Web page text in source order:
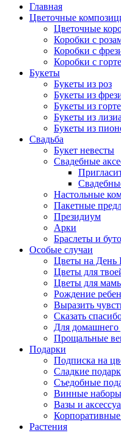
Главная
Цветочные
Цветочные
Коробки с
Коробки с
Коробки с
Букеты
Букеты из роз
Букеты из
Букеты из
Букеты из
Букеты из
Свадьба
Букет невесты
Свадебные
Настольные
Пакетные
Президиум
Арки
Браслеты и
Особые случаи
Цветы на День
Цветы для
Цветы для
Рождение
Выразить
Сказать
Для домашнего
Прощальные
Подарки
Подписка на
Сладкие
Съедобные
Винные наборы
Вазы и
Растения